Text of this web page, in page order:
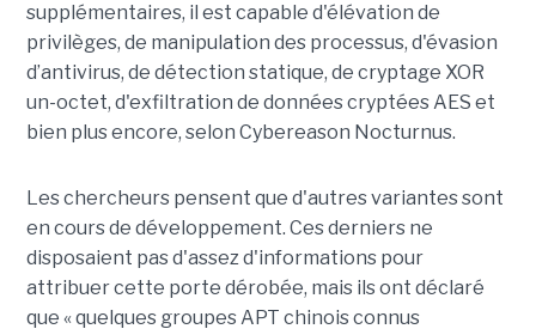
supplémentaires, il est capable d'élévation de
privilèges, de manipulation des processus, d'évasion
d’antivirus, de détection statique, de cryptage XOR
un-octet, d'exfiltration de données cryptées AES et
bien plus encore, selon Cybereason Nocturnus.
Les chercheurs pensent que d'autres variantes sont
en cours de développement. Ces derniers ne
disposaient pas d'assez d'informations pour
attribuer cette porte dérobée, mais ils ont déclaré
que « quelques groupes APT chinois connus